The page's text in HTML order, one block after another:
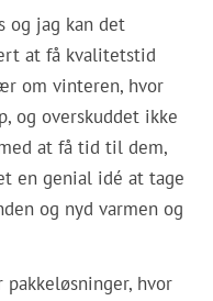
og jag kan det
at få kvalitetstid
om vinteren, hvor
og overskuddet ikke
at få tid til dem,
en genial idé at tage
og nyd varmen og
hvor